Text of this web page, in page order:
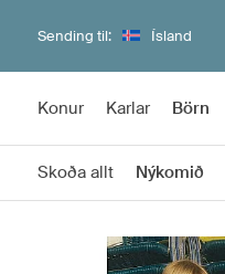
Sending til: Ísland
Konur Karlar Börn
Skoða allt Nýkomið